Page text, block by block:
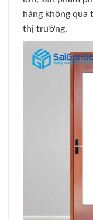
hàng không qua
thị trường.